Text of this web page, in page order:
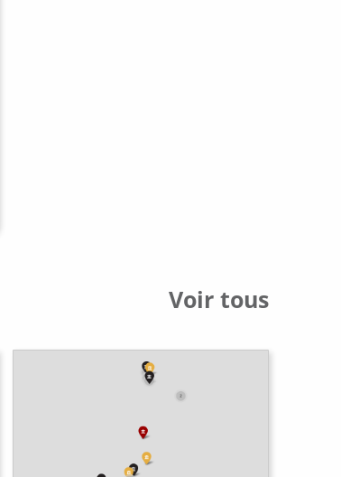
Voir tous